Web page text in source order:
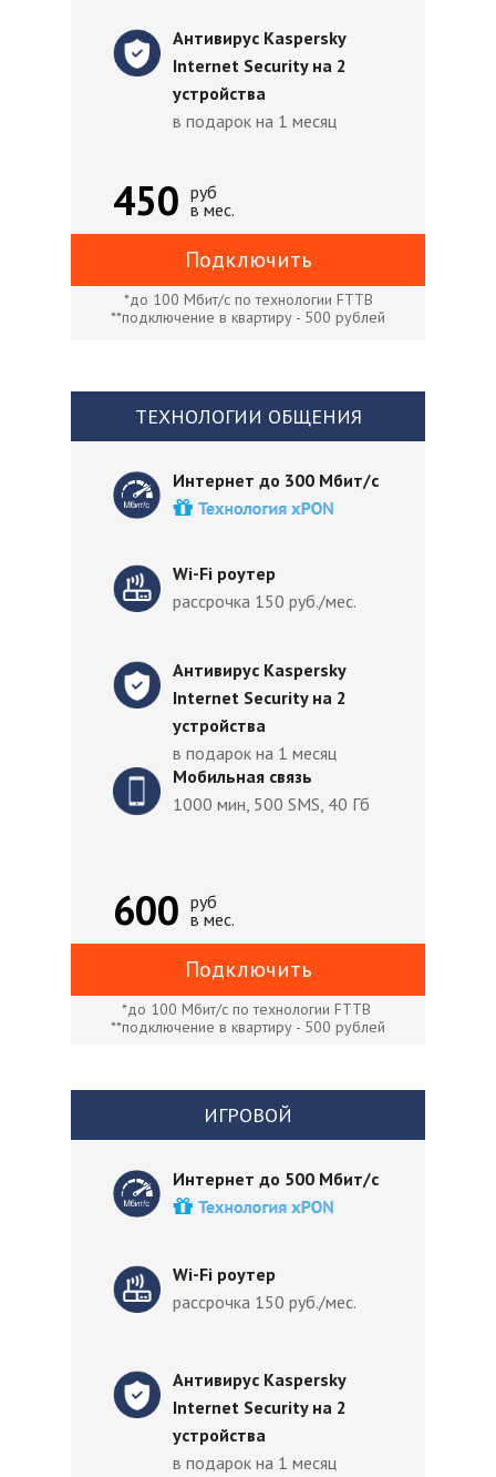
Wi-Fi роутер
рассрочка 150 руб./мес.
Подключить
Интернет до 500 Мбит/с
600
Антивирус Kaspersky
Internet Security на 2
устройства
в подарок на 1 месяц
Wi-Fi роутер
рассрочка 150 руб./мес.
ТЕХНОЛОГИИ ОБЩЕНИЯ
*до 100 Мбит/с по технологии FTTB
**подключение в квартиру - 500 рублей
ИГРОВОЙ
руб
в мес.
450
*до 100 Мбит/с по технологии FTTB
**подключение в квартиру - 500 рублей
Антивирус Kaspersky
Internet Security на 2
устройства
в подарок на 1 месяц
Антивирус Kaspersky
Internet Security на 2
устройства
в подарок на 1 месяц
Мобильная связь
1000 мин, 500 SMS, 40 Гб
Подключить
руб
в мес.
Интернет до 300 Мбит/с